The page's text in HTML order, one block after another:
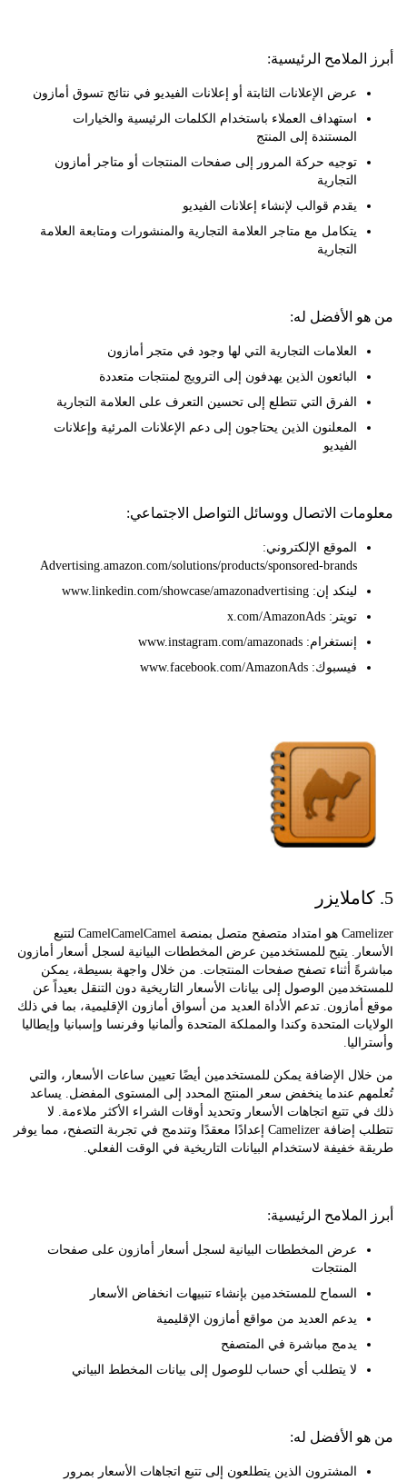
الرئيسية:
عرض الإعلانات الثابتة أو إعلانات الفيديو في نتائج تسوق أمازون
استهداف العملاء باستخدام الكلمات الرئيسية والخيارات
المستندة إلى المنتج
توجيه حركة المرور إلى صفحات المنتجات أو متاجر أمازون
يقدم قوالب لإنشاء إعلانات الفيديو
يتكامل مع متاجر العلامة التجارية والمنشورات ومتابعة العلامة
الأفضل له:
العلامات التجارية التي لها وجود في متجر أمازون
البائعون الذين يهدفون إلى الترويج لمنتجات متعددة
الفرق التي تتطلع إلى تحسين التعرف على العلامة التجارية
المعلنون الذين يحتاجون إلى دعم الإعلانات المرئية وإعلانات
الاتصال ووسائل التواصل الاجتماعي:
الموقع الإلكتروني:
Advertising.amazon.com/solutions/products/sponsored-brands
لينكد إن: www.linkedin.com/showcase/amazonadvertising
تويتر: x.com/AmazonAds
إنستغرام: www.instagram.com/amazonads
فيسبوك: www.facebook.com/AmazonAds
Camelizer هو امتداد متصفح متصل بمنصة CamelCamelCamel لتتبع
يتيح للمستخدمين عرض المخططات البيانية لسجل أسعار أمازون
أثناء تصفح صفحات المنتجات. من خلال واجهة بسيطة، يمكن
الوصول إلى بيانات الأسعار التاريخية دون التنقل بعيداً عن
تدعم الأداة العديد من أسواق أمازون الإقليمية، بما في ذلك
المتحدة وكندا والمملكة المتحدة وألمانيا وفرنسا وإسبانيا وإيطاليا
الإضافة يمكن للمستخدمين أيضًا تعيين ساعات الأسعار، والتي
عندما ينخفض سعر المنتج المحدد إلى المستوى المفضل. يساعد
تتبع اتجاهات الأسعار وتحديد أوقات الشراء الأكثر ملاءمة. لا
تتطلب إضافة Camelizer إعدادًا معقدًا وتندمج في تجربة التصفح، مما يوفر
خفيفة لاستخدام البيانات التاريخية في الوقت الفعلي.
الرئيسية:
عرض المخططات البيانية لسجل أسعار أمازون على صفحات
السماح للمستخدمين بإنشاء تنبيهات انخفاض الأسعار
يدعم العديد من مواقع أمازون الإقليمية
يدمج مباشرة في المتصفح
لا يتطلب أي حساب للوصول إلى بيانات المخطط البياني
الأفضل له:
المشترون الذين يتطلعون إلى تتبع اتجاهات الأسعار بمرور